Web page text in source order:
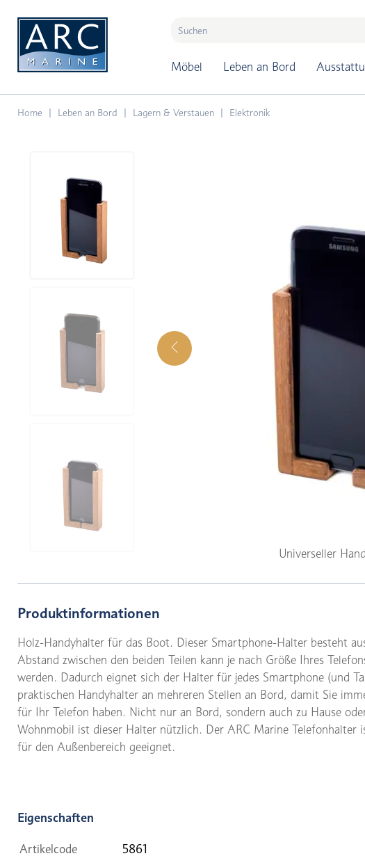
Möbel Leben an Bord
Home Leben an Bord Lagern & Verstauen Elektronik
Universeller
Produktinformationen
Holz-Handyhalter für das Boot. Dieser Smartphone-Halter besteht
Abstand zwischen den beiden Teilen kann je nach Größe Ihres
werden. Dadurch eignet sich der Halter für jedes Smartphone (und
praktischen Handyhalter an mehreren Stellen an Bord, damit Sie
für Ihr Telefon haben. Nicht nur an Bord, sondern auch zu Hause
Wohnmobil ist dieser Halter nützlich. Der ARC Marine Telefonhalter
für den Außenbereich geeignet.
Eigenschaften
Artikelcode 5861